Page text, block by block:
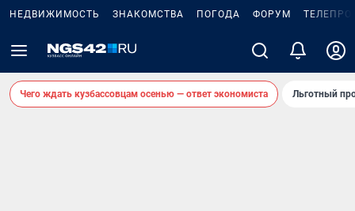
НЕДВИЖИМОСТЬ ЗНАКОМСТВА ПОГОДА ФОРУМ
Чего ждать кузбассовцам осенью — ответ экономиста Льготный